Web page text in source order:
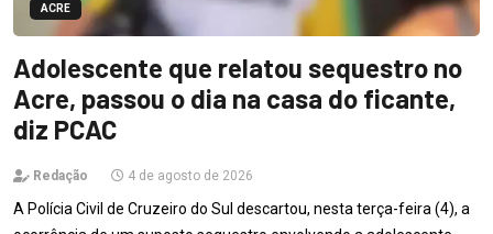
ACRE
Adolescente que relatou sequestro no
Acre, passou o dia na casa do ficante,
diz PCAC
Redação 4 de agosto de 2026
A Polícia Civil de Cruzeiro do Sul descartou, nesta terça-feira (4), a